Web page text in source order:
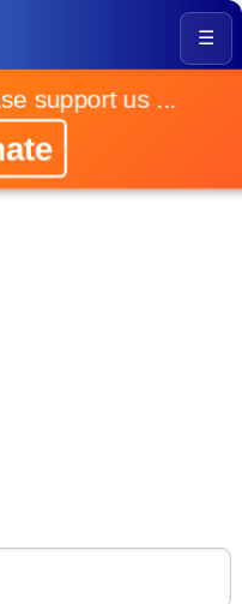
☰
support us ...